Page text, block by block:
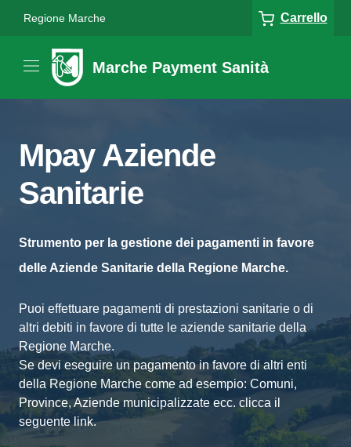
Regione Marche Carrello
Marche Payment Sanità
Mpay Aziende
Sanitarie
Strumento per la gestione dei pagamenti in favore
delle Aziende Sanitarie della Regione Marche.
Puoi effettuare pagamenti di prestazioni sanitarie o di
altri debiti in favore di tutte le aziende sanitarie della
Regione Marche.
Se devi eseguire un pagamento in favore di altri enti
della Regione Marche come ad esempio: Comuni,
Province, Aziende municipalizzate ecc. clicca il
seguente link.